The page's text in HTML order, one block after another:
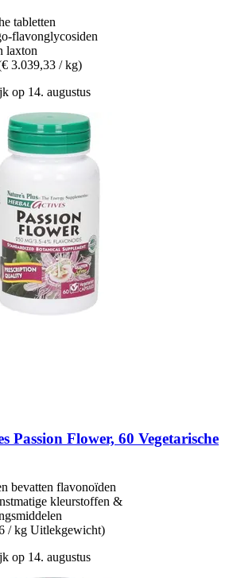
tabletten
flavonglycosiden
laxton
3.039,33 / kg)
op 14. augustus
Passion Flower, 60 Vegetarische
bevatten flavonoïden
kleurstoffen &
/ kg Uitlekgewicht)
op 14. augustus